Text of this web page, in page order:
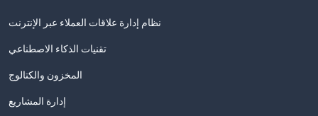
نظام إدارة علاقات العملاء عبر الإنترنت
تقنيات الذكاء الاصطناعي
المخزون والكتالوج
إدارة المشاريع